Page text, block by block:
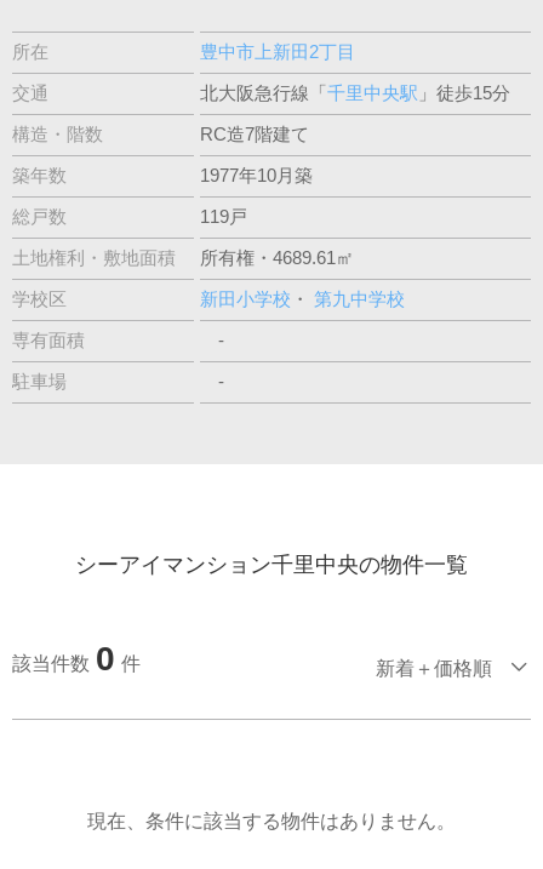
所在 豊中市上新田2丁目
交通 北大阪急行線「 千里中央駅 」徒歩15分
構造・階数 RC造7階建て
築年数 1977年10月築
総戸数 119戸
土地権利・敷地面積 所有権・4689.61㎡
学校区 新田小学校 ・ 第九中学校
専有面積 -
駐車場 -
シーアイマンション千里中央の物件一覧
該当件数 0 件 新着＋価格順
現在、条件に該当する物件はありません。